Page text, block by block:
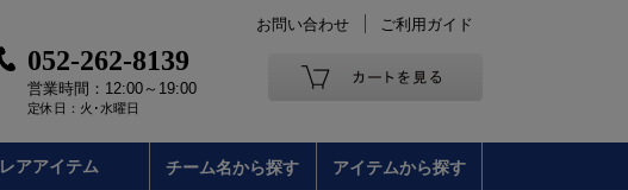
お問い合わせ ご利用ガイド
052-262-8139
営業時間：12:00～19:00
定休日：火･水曜日
レアアイテム チーム名から探す アイテムから探す